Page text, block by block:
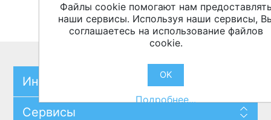
Информация
Сервисы
Файлы cookie помогают нам
наши сервисы. Используя наши сервисы,
соглашаетесь на использование файлов
cookie.
OK
Подробнее...